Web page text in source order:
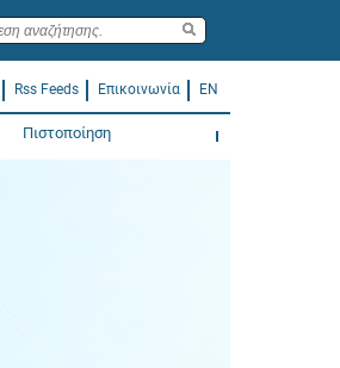
Rss Feeds Επικοινωνία EN
Πιστοποίηση